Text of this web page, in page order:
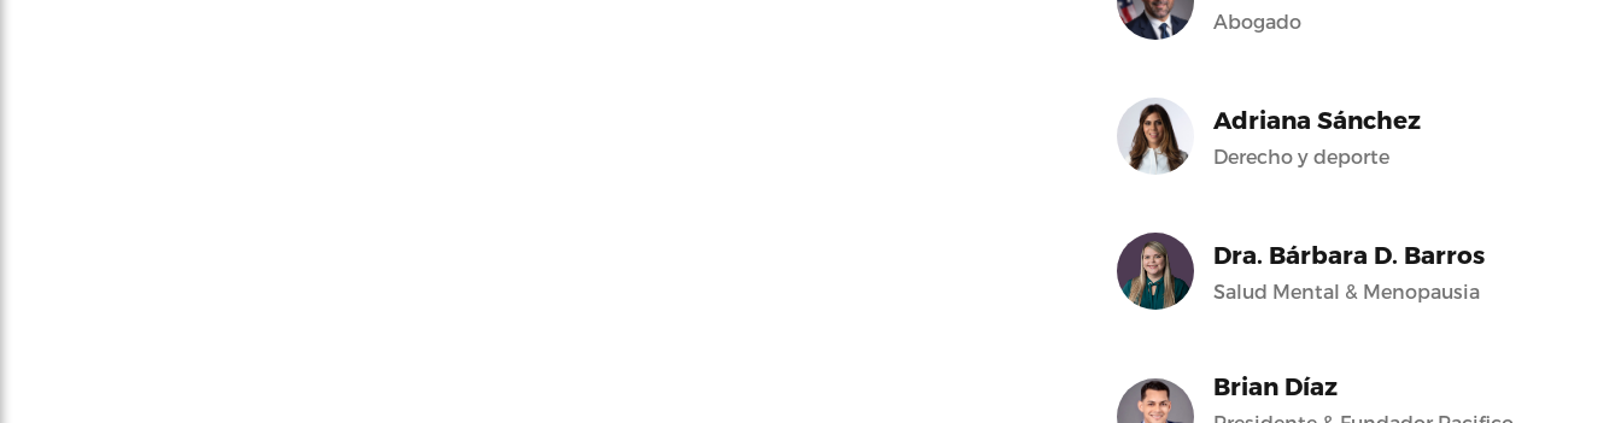
Abogado
Adriana Sánchez
Derecho y deporte
Dra. Bárbara D. Barros
Salud Mental & Menopausia
Brian Díaz